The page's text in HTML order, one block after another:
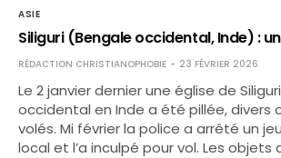
ASIE
Siliguri (Bengale occidental, Inde) :
RÉDACTION CHRISTIANOPHOBIE 23 FÉVRIER 2026
Le 2 janvier dernier une église de
occidental en Inde a été pillée, divers
volés. Mi février la police a arrêté un
local et l’a inculpé pour vol. Les objets